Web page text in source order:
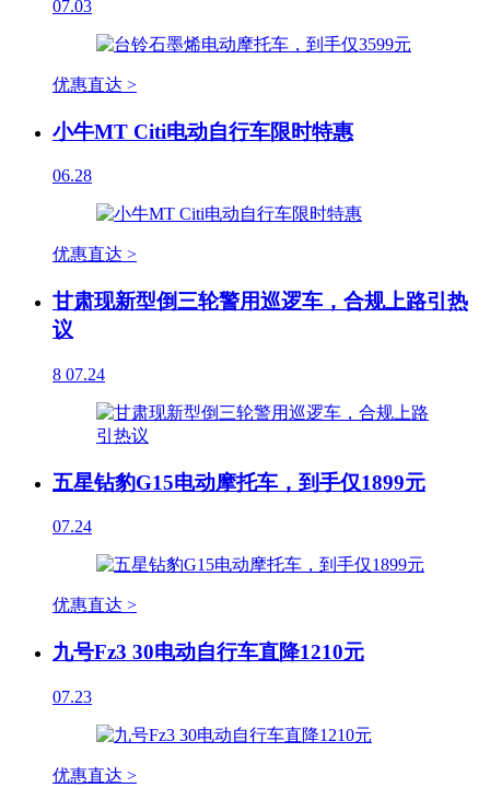
07.03
优惠直达 >
小牛MT Citi电动自行车限时特惠
06.28
优惠直达 >
甘肃现新型倒三轮警用巡逻车，合规上路引热
议
8 07.24
五星钻豹G15电动摩托车，到手仅1899元
07.24
优惠直达 >
九号Fz3 30电动自行车直降1210元
07.23
优惠直达 >